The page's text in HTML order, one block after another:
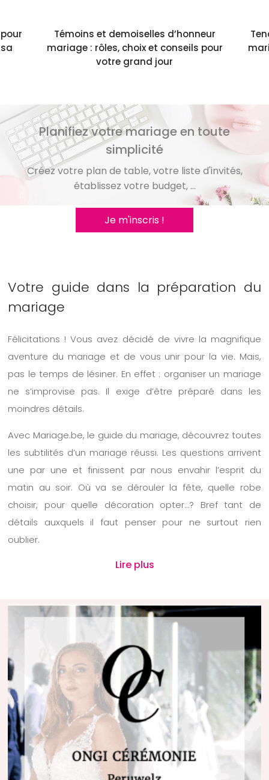
Témoins et demoiselles d’honneur
mariage : rôles, choix et conseils pour
votre grand jour
Planifiez votre mariage en toute
simplicité
Créez votre plan de table, votre liste d'invités,
établissez votre budget, ...
Je m'inscris !
Votre guide dans la préparation du
mariage
Félicitations ! Vous avez décidé de vivre la magnifique
aventure du mariage et de vous unir pour la vie. Mais,
pas le temps de lésiner. En effet : organiser un mariage
ne s’improvise pas. Il exige d’être préparé dans les
moindres détails.
Avec Mariage.be, le guide du mariage, découvrez toutes
les subtilités d’un mariage réussi. Les questions arrivent
une par une et finissent par nous envahir l’esprit du
matin au soir. Où va se dérouler la fête, quelle robe
choisir, pour quelle décoration opter…? Bref tant de
détails auxquels il faut penser pour ne surtout rien
oublier.
Lire plus